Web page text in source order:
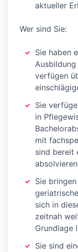
aktueller
Wer sind Sie:
Sie haben
verfügen
Sie
in
mit
sind bereit
Sie
sich in
zeitnah
Grundlage
Sie sind